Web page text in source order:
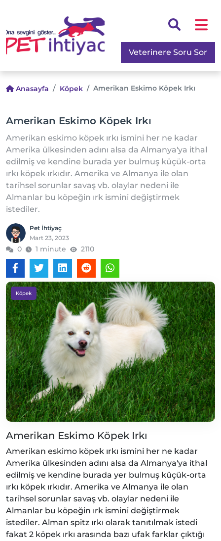
Veterinere Soru Sor
Anasayfa Köpek Amerikan Eskimo Köpek Irkı
Amerikan Eskimo Köpek Irkı
Amerikan eskimo köpek ırkı ismini her ne kadar
Amerika ülkesinden adını alsa da Almanya'ya ithal
edilmiş ve kendine burada yer bulmuş küçük-orta
ırkı köpek ırkıdır. Amerika ve Almanya ile olan
tarihsel sorunlar savaş vb. olaylar nedeni ile
Almanlar bu köpeğin ırk ismini değiştirmek
istediler.
Pet İhtiyaç
Mart 23, 2023
0 1 minute 2110
Köpek
Amerikan Eskimo Köpek Irkı
Amerikan eskimo köpek ırkı ismini her ne kadar
Amerika ülkesinden adını alsa da Almanya'ya ithal
edilmiş ve kendine burada yer bulmuş küçük-orta
ırkı köpek ırkıdır. Amerika ve Almanya ile olan
tarihsel sorunlar savaş vb. olaylar nedeni ile
Almanlar bu köpeğin ırk ismini değiştirmek
istediler. Alman spitz ırkı olarak tanıtılmak istedi
fakat 2 köpek ırkı arasında bazı ufak farklar çıktığı